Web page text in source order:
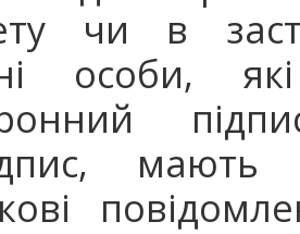
чи в
особи,
мають